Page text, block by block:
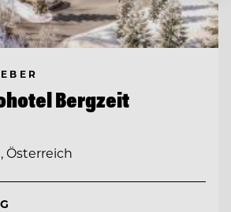
Bergzeit
Österreich